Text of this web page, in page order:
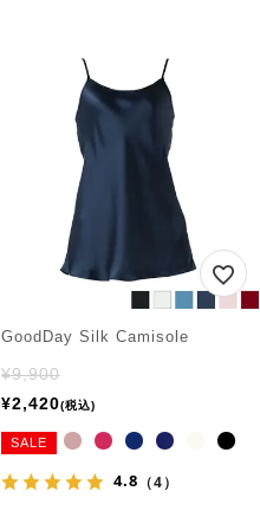
GoodDay Silk Camisole
¥9,900
¥2,420 税込
SALE
4.8 （4）